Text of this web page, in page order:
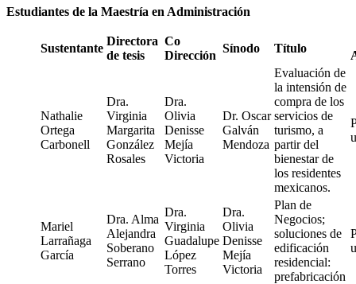
Estudiantes de la Maestría en Administración
Sustentante
Directora
de tesis
Co
Dirección
Sínodo Título
Nathalie
Ortega
Carbonell
Dra.
Virginia
Margarita
González
Rosales
Dra.
Olivia
Denisse
Mejía
Victoria
Dr. Oscar
Galván
Mendoza
Evaluación de
la intensión de
compra de los
servicios de
turismo, a
partir del
bienestar de
los residentes
mexicanos.
Mariel
Larrañaga
García
Dra. Alma
Alejandra
Soberano
Serrano
Dra.
Virginia
Guadalupe
López
Torres
Dra.
Olivia
Denisse
Mejía
Victoria
Plan de
Negocios;
soluciones de
edificación
residencial:
prefabricación